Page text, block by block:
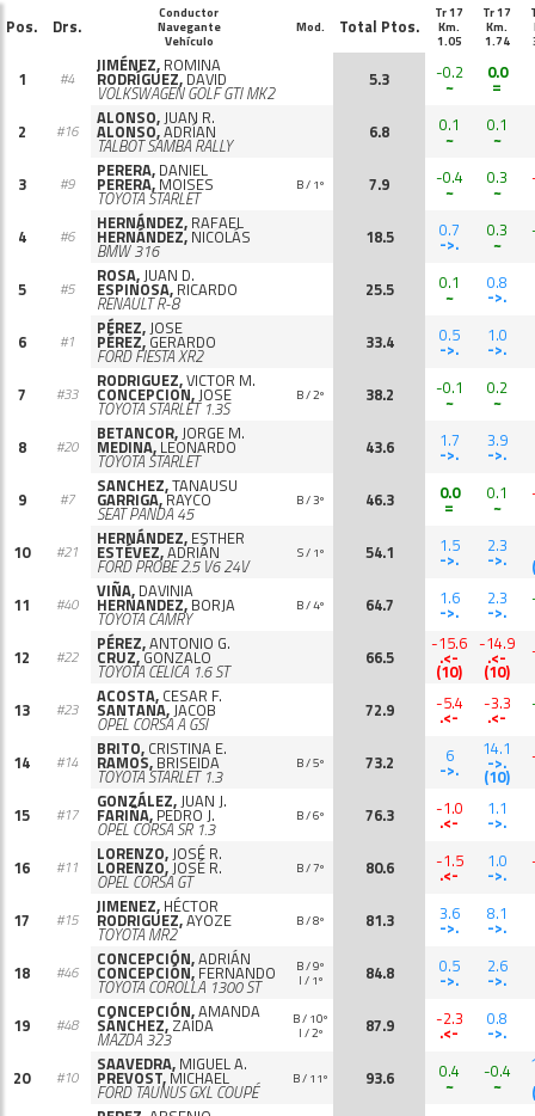
Pos. Drs.
Conductor
Navegante
Vehículo
Mod. Total Ptos.
Tr 17
Km.
1.05
Tr 17
Km.
1.74
1 #4
JIMÉNEZ, ROMINA
RODRÍGUEZ, DAVID
VOLKSWAGEN GOLF GTI MK2
5.3 -0.2
~
0.0
=
2 #16
ALONSO,JUAN R.
ALONSO,ADRÍAN
TALBOT SAMBA RALLY
6.8 0.1
~
0.1
~
3 #9
PERERA, DANIEL
PERERA, MOISES
TOYOTA STARLET
B / 1º 7.9 -0.4
~
0.3
~
4 #6
HERNÁNDEZ, RAFAEL
HERNÁNDEZ, NICOLÁS
BMW 316
18.5 0.7
->.
0.3
~
5 #5
ROSA,JUAN D.
ESPINOSA, RICARDO
RENAULT R-8
25.5 0.1
~
0.8
->.
6 #1
PÉREZ,JOSE
PÉREZ,GERARDO
FORD FIESTA XR2
33.4 0.5
->.
1.0
->.
7 #33
RODRIGUEZ,VICTOR M.
CONCEPCION,JOSE
TOYOTA STARLET 1.3S
B / 2º 38.2 -0.1
~
0.2
~
8 #20
BETANCOR,JORGE M.
MEDINA, LEONARDO
TOYOTA STARLET
43.6 1.7
->.
3.9
->.
9 #7
SANCHEZ,TANAUSU
GARRIGA,RAYCO
SEAT PANDA 45
B / 3º 46.3 0.0
=
0.1
~
10 #21
HERNÁNDEZ, ESTHER
ESTÉVEZ,ADRIÁN
FORD PROBE 2.5 V6 24V
S / 1º 54.1 1.5
->.
2.3
->.
11
#40
VIÑA, DAVINIA
HERNANDEZ, BORJA
TOYOTA CAMRY
B / 4º 64.7 1.6
->.
2.3
->.
12 #22
PÉREZ,ANTONIO G.
CRUZ,GONZALO
TOYOTA CELICA 1.6 ST
66.5
-15.6
.<-
(10)
-14.9
.<-
(10)
13 #23
ACOSTA, CESAR F.
SANTANA,JACOB
OPEL CORSA A GSI
72.9 -5.4
.<-
-3.3
.<-
14 #14
BRITO, CRISTINA E.
RAMOS, BRISEIDA
TOYOTA STARLET 1.3
B / 5º 73.2 6
->.
14.1
->.
(10)
15 #17
GONZÁLEZ,JUAN J.
FARIÑA, PEDRO J.
OPEL CORSA SR 1.3
B / 6º 76.3 -1.0
.<-
1.1
->.
16 #11
LORENZO,JOSÉ R.
LORENZO,JOSÉ R.
OPEL CORSA GT
B / 7º 80.6 -1.5
.<-
1.0
->.
17 #15
JIMENEZ, HÉCTOR
RODRIGUEZ,AYOZE
TOYOTA MR2
B / 8º 81.3 3.6
->.
8.1
->.
18 #46
CONCEPCIÓN,ADRIÁN
CONCEPCIÓN, FERNANDO
TOYOTA COROLLA 1300 ST
B / 9º
I / 1º 84.8 0.5
->.
2.6
->.
19 #48
CONCEPCIÓN,AMANDA
SÁNCHEZ, ZAIDA
MAZDA 323
B / 10º
I / 2º 87.9 -2.3
.<-
0.8
->.
20 #10
SAAVEDRA, MIGUEL A.
PREVOST, MICHAEL
FORD TAUNUS GXL COUPÉ
B / 11º 93.6 0.4
~
-0.4
~